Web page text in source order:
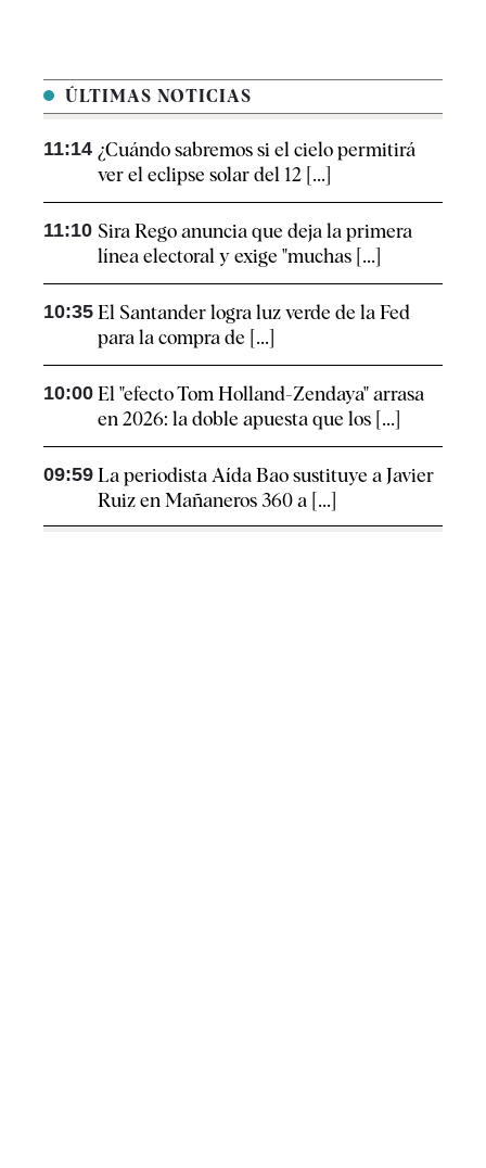
ÚLTIMAS NOTICIAS
11:14 ¿Cuándo sabremos si el cielo permitirá
ver el eclipse solar del 12 [...]
11:10 Sira Rego anuncia que deja la primera
línea electoral y exige "muchas [...]
10:35 El Santander logra luz verde de la Fed
para la compra de [...]
10:00 El "efecto Tom Holland-Zendaya" arrasa
en 2026: la doble apuesta que los [...]
09:59 La periodista Aída Bao sustituye a Javier
Ruiz en Mañaneros 360 a [...]